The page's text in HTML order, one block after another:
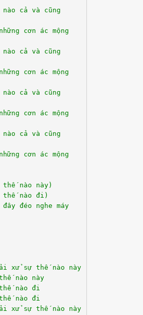
cả và cũng
cơn ác mộng
cả và cũng
cơn ác mộng
cả và cũng
cơn ác mộng
cả và cũng
cơn ác mộng
nào này)
thế nào đi)
đéo nghe máy
xử sự thế nào này
nào này
nào đi
nào đi
xử sự thế nào này